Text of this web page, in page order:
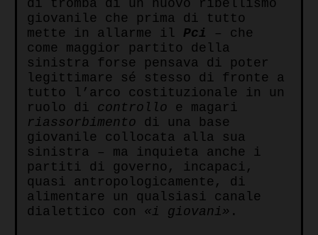
di tromba di un nuovo ribellismo
giovanile che prima di tutto
mette in allarme il Pci
– che
come maggior partito della
sinistra forse pensava di poter
legittimare sé stesso di fronte a
tutto l’arco costituzionale in un
ruolo di controllo e magari
riassorbimento di una base
giovanile collocata alla sua
sinistra – ma inquieta anche i
partiti di governo, incapaci,
quasi antropologicamente, di
alimentare un qualsiasi canale
dialettico con «i giovani» .